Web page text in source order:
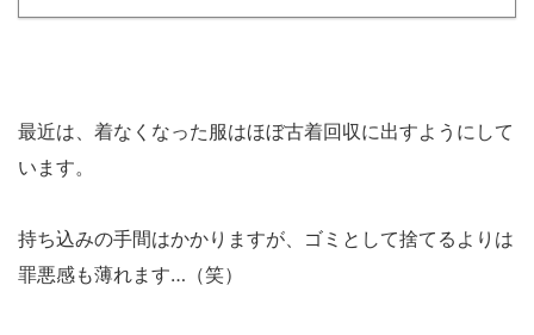
最近は、着なくなった服はほぼ古着回収に出すようにして
います。
持ち込みの手間はかかりますが、ゴミとして捨てるよりは
罪悪感も薄れます…（笑）